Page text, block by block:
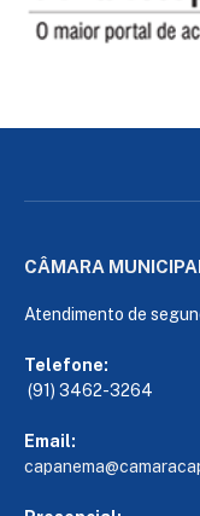
CÂMARA
Atendimento de
Telefone:
(91) 3462-3264
Email: